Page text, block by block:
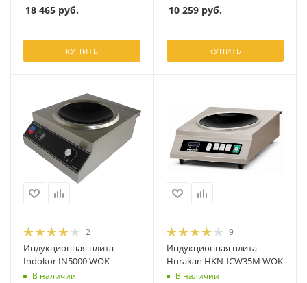
18 465 руб.
КУПИТЬ
10 259 руб.
КУПИТЬ
2
Индукционная плита
Indokor IN5000 WOK
В наличии
9
Индукционная плита
Hurakan HKN-ICW35M WOK
В наличии